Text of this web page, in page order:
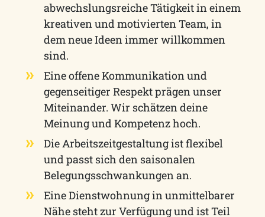
abwechslungsreiche Tätigkeit in einem
kreativen und motivierten Team, in
dem neue Ideen immer willkommen
sind.
Eine offene Kommunikation und
gegenseitiger Respekt prägen unser
Miteinander. Wir schätzen deine
Meinung und Kompetenz hoch.
Die Arbeitszeitgestaltung ist flexibel
und passt sich den saisonalen
Belegungsschwankungen an.
Eine Dienstwohnung in unmittelbarer
Nähe steht zur Verfügung und ist Teil